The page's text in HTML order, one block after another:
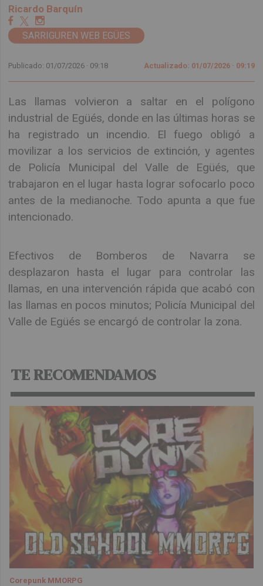
Ricardo Barquín
SARRIGUREN WEB EGÜES
Publicado: 01/07/2026 · 09:18 Actualizado: 01/07/2026 · 09:19
Las llamas volvieron a saltar en el polígono
industrial de Egüés, donde en las últimas horas se
ha registrado un incendio. El fuego obligó a
movilizar a los servicios de extinción, y agentes
de Policía Municipal del Valle de Egüés, que
trabajaron en el lugar hasta lograr sofocarlo poco
antes de la medianoche. Todo apunta a que fue
intencionado.
Efectivos de Bomberos de Navarra se
desplazaron hasta el lugar para controlar las
llamas, en una intervención rápida que acabó con
las llamas en pocos minutos; Policía Municipal del
Valle de Egüés se encargó de controlar la zona.
TE RECOMENDAMOS
Corepunk MMORPG